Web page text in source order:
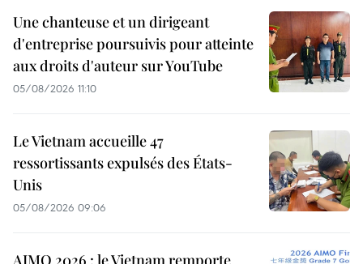
Une chanteuse et un dirigeant
d'entreprise poursuivis pour atteinte
aux droits d'auteur sur YouTube
05/08/2026 11:10
Le Vietnam accueille 47
ressortissants expulsés des États-
Unis
05/08/2026 09:06
AIMO 2026 : le Vietnam remporte